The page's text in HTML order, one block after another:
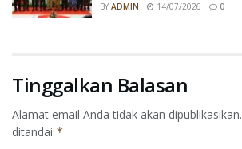
BY ADMIN 14/07/2026 0
Tinggalkan Balasan
Alamat email Anda tidak akan dipublikasikan.
ditandai *